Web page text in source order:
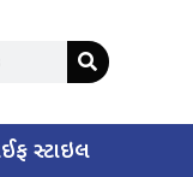
સ્ટાઇલ